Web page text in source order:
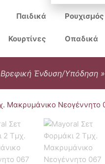
Παιδικά Ρουχισμός
Κουρτίνες Οπαδικά
Βρεφική Ένδυση/Υπόδηση »